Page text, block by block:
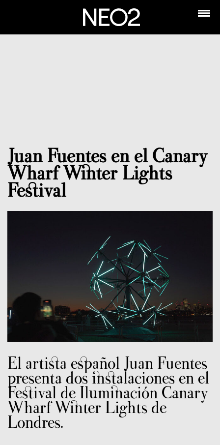
Juan Fuentes en el Canary
Wharf Winter Lights
Festival
El artista español Juan Fuentes
presenta dos instalaciones en el
Festival de Iluminación Canary
Wharf Winter Lights de
Londres.